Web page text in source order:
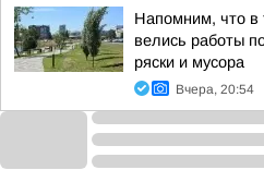
Напомним, что
велись работы
ряски и мусора
Вчера, 20:54